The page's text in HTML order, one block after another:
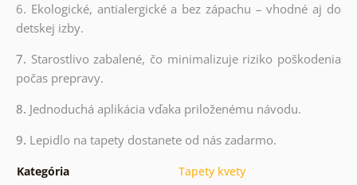
6. Ekologické, antialergické a bez zápachu – vhodné aj do
detskej izby.
7. Starostlivo zabalené, čo minimalizuje riziko poškodenia
počas prepravy.
8. Jednoduchá aplikácia vďaka priloženému návodu.
9. Lepidlo na tapety dostanete od nás zadarmo.
Kategória Tapety kvety